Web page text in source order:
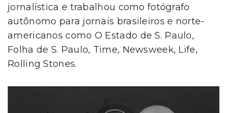
jornalística e trabalhou como fotógrafo
autônomo para jornais brasileiros e norte-
americanos como O Estado de S. Paulo,
Folha de S. Paulo, Time, Newsweek, Life,
Rolling Stones.